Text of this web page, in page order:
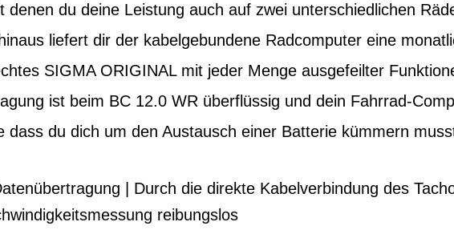
denen du deine Leistung auch auf zwei unterschiedlichen
liefert dir der kabelgebundene Radcomputer eine
SIGMA ORIGINAL mit jeder Menge ausgefeilter
ist beim BC 12.0 WR überflüssig und dein Fahrrad-
dass du dich um den Austausch einer Batterie kümmern
| Durch die direkte Kabelverbindung des
reibungslos